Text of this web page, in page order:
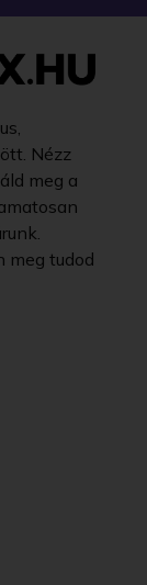
Nézz
meg a
meg tudod